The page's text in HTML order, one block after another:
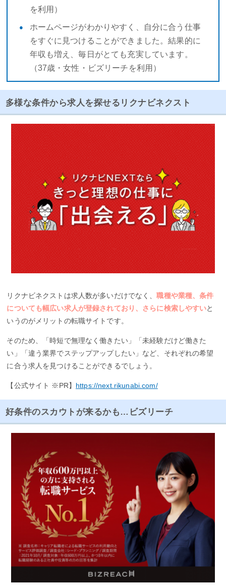
を利用）
ホームページがわかりやすく、自分に合う仕事
をすぐに見つけることができました。結果的に
年収も増え、毎日がとても充実しています。
（37歳・女性・ビズリーチを利用）
多様な条件から求人を探せるリクナビネクスト
リクナビネクストは求人数が多いだけでなく、職種や業種、条件
についても幅広い求人が登録されており、さらに検索しやすいと
いうのがメリットの転職サイトです。
そのため、「時短で無理なく働きたい」「未経験だけど働きた
い」「違う業界でステップアップしたい」など、それぞれの希望
に合う求人を見つけることができるでしょう。
【公式サイト ※PR】 https://next.rikunabi.com/
好条件のスカウトが来るかも…ビズリーチ